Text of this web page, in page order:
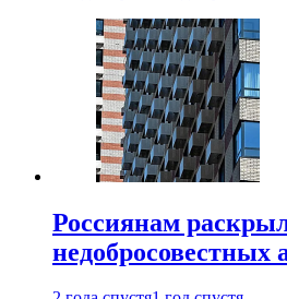
Россиянам
недобросовестных